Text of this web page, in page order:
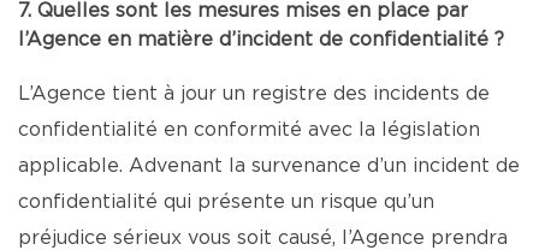
7. Quelles sont les mesures mises en place par
l’Agence en matière d’incident de confidentialité ?
L’Agence tient à jour un registre des incidents de
confidentialité en conformité avec la législation
applicable. Advenant la survenance d’un incident de
confidentialité qui présente un risque qu’un
préjudice sérieux vous soit causé, l’Agence prendra